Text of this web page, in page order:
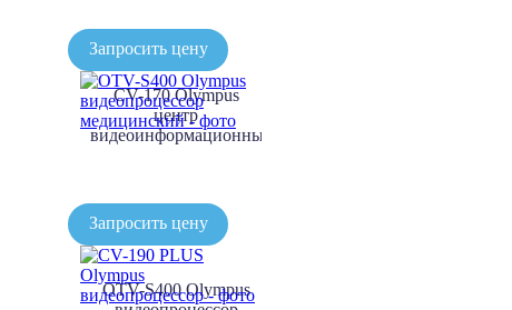
CV-170 Olympus
центр
видеоинформационный
Запросить цену
OTV-S400 Olympus
Запросить цену